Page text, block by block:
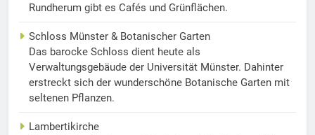
Rundherum gibt es Cafés und Grünflächen.
Schloss Münster & Botanischer Garten
Das barocke Schloss dient heute als
Verwaltungsgebäude der Universität Münster. Dahinter
erstreckt sich der wunderschöne Botanische Garten mit
seltenen Pflanzen.
Lambertikirche